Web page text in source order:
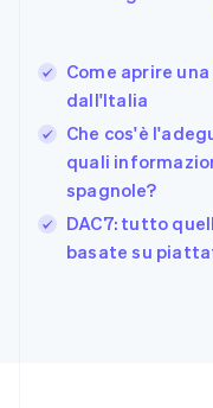
Come aprire
dall'Italia
Che cos'è
quali
spagnole?
DAC7: tutto
basate su
Francia
DeutschEnglish
Giappone
日本語 English
English
Grecia
English
India